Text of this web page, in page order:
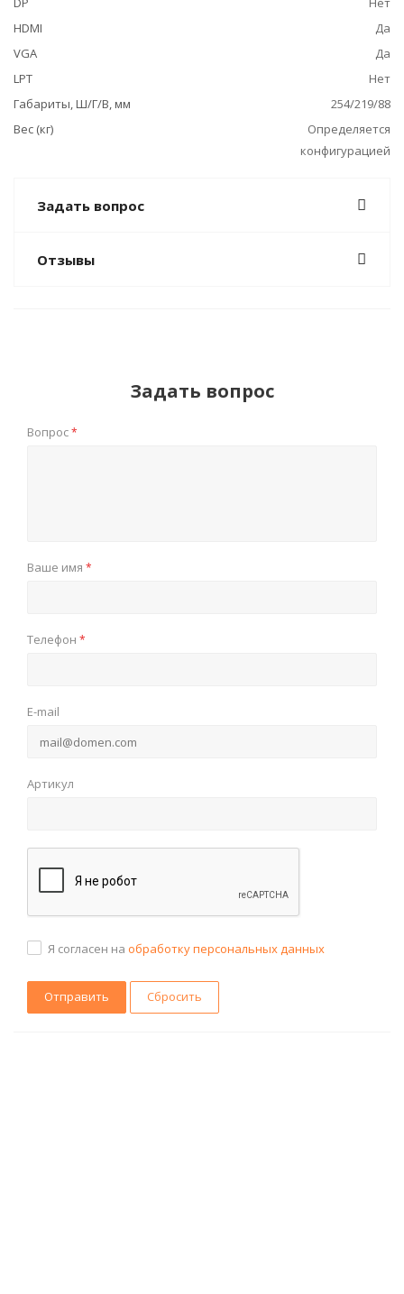
HDMI
Да
VGA
Да
LPT
Нет
Габариты, Ш/Г/В, мм
254/219/88
Вес (кг)
Определяется
конфигурацией
Задать вопрос
Отзывы
Задать вопрос
Вопрос*
Ваше имя *
Телефон *
E-mail
Артикул
Я согласен на обработку персональных данных
Сбросить